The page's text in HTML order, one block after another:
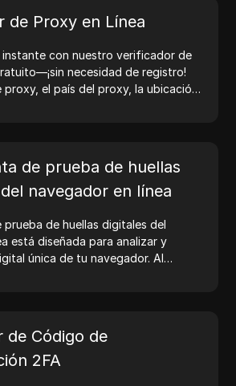
de Proxy en Línea
instante con nuestro verificador de
necesidad de registro!
el país del proxy, la ubicación
de prueba de huellas
navegador en línea
prueba de huellas digitales del
está diseñada para analizar y
única de tu navegador. Al
de Código de
2FA